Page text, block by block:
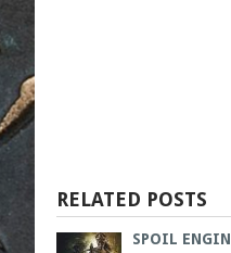
RELATED POSTS
SPOIL